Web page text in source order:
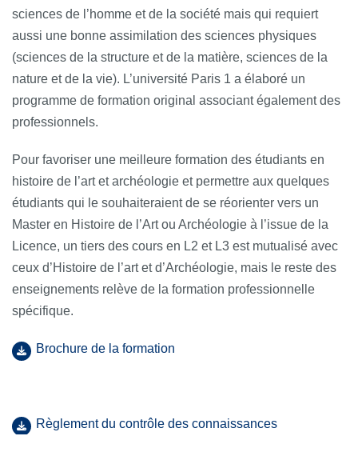
sciences de l’homme et de la société mais qui requiert
aussi une bonne assimilation des sciences physiques
(sciences de la structure et de la matière, sciences de la
nature et de la vie). L’université Paris 1 a élaboré un
programme de formation original associant également des
professionnels.
Pour favoriser une meilleure formation des étudiants en
histoire de l’art et archéologie et permettre aux quelques
étudiants qui le souhaiteraient de se réorienter vers un
Master en Histoire de l’Art ou Archéologie à l’issue de la
Licence, un tiers des cours en L2 et L3 est mutualisé avec
ceux d’Histoire de l’art et d’Archéologie, mais le reste des
enseignements relève de la formation professionnelle
spécifique.
Brochure de la formation
Règlement du contrôle des connaissances